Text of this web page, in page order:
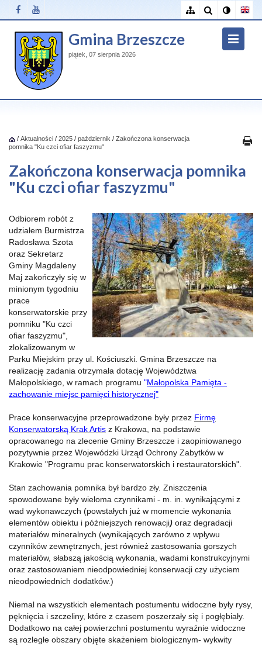
Gmina Brzeszcze
piątek, 07 sierpnia 2026
/ Aktualności / 2025 / pażdziernik / Zakończona konserwacja
pomnika "Ku czci ofiar faszyzmu"
Zakończona konserwacja pomnika
"Ku czci ofiar faszyzmu"
Odbiorem robót z
udziałem Burmistrza
Radosława Szota
oraz Sekretarz
Gminy Magdaleny
Maj zakończyły się w
minionym tygodniu
prace
konserwatorskie przy
pomniku "Ku czci
ofiar faszyzmu",
zlokalizowanym w
Parku Miejskim przy ul. Kościuszki. Gmina Brzeszcze na
realizację zadania otrzymała dotację Województwa
Małopolskiego, w ramach programu "Małopolska Pamięta -
zachowanie miejsc pamięci historycznej"
Prace konserwacyjne przeprowadzone były przez Firmę
Konserwatorską Krak Artis z Krakowa, na podstawie
opracowanego na zlecenie Gminy Brzeszcze i zaopiniowanego
pozytywnie przez Wojewódzki Urząd Ochrony Zabytków w
Krakowie "Programu prac konserwatorskich i restauratorskich".
Stan zachowania pomnika był bardzo zły. Zniszczenia
spowodowane były wieloma czynnikami - m. in. wynikającymi z
wad wykonawczych (powstałych już w momencie wykonania
elementów obiektu i późniejszych renowacji) oraz degradacji
materiałów mineralnych (wynikających zarówno z wpływu
czynników zewnętrznych, jest również zastosowania gorszych
materiałów, słabszą jakością wykonania, wadami konstrukcyjnymi
oraz zastosowaniem nieodpowiedniej konserwacji czy użyciem
nieodpowiednich dodatków.)
Niemal na wszystkich elementach postumentu widoczne były rysy,
pęknięcia i szczeliny, które z czasem poszerzały się i pogłębiały.
Dodatkowo na całej powierzchni postumentu wyraźnie widoczne
są rozległe obszary objęte skażeniem biologicznym- wykwity